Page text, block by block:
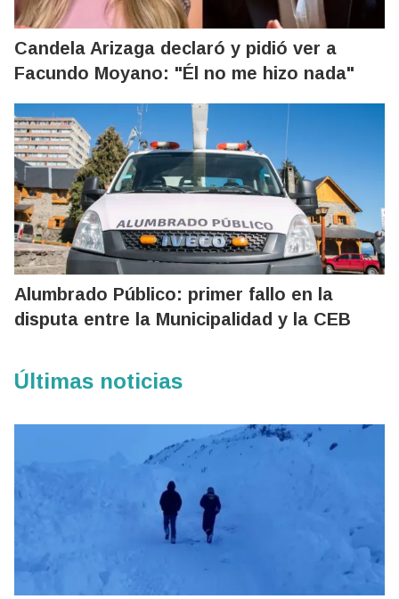
Candela Arizaga declaró y pidió ver a
Facundo Moyano: "Él no me hizo nada"
Alumbrado Público: primer fallo en la
disputa entre la Municipalidad y la CEB
Últimas noticias